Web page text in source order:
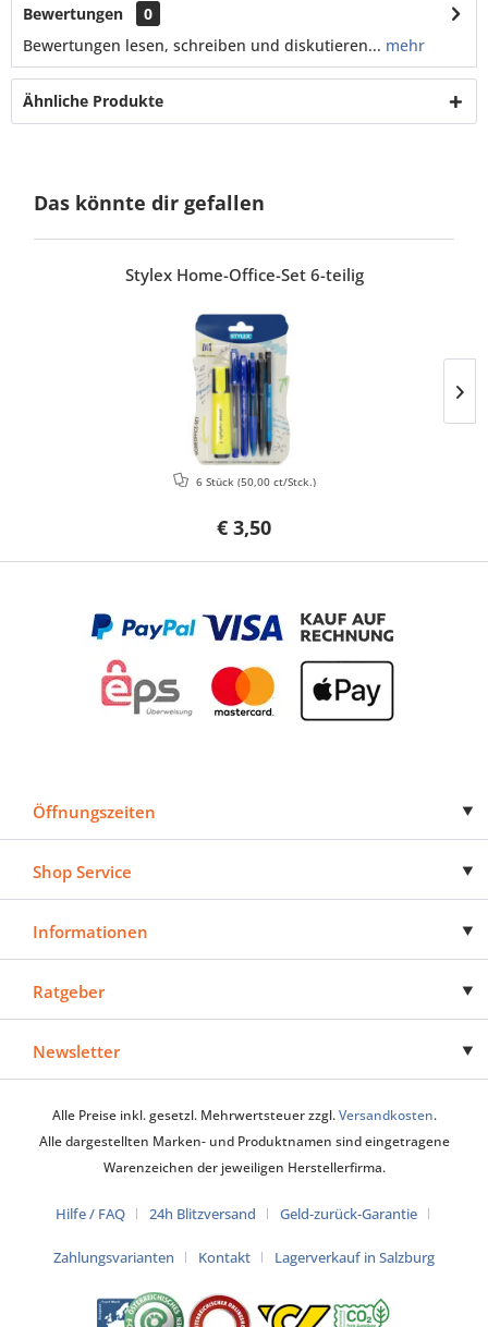
Bewertungen
0
Bewertungen lesen, schreiben und diskutieren... mehr
Ähnliche Produkte
Das könnte dir gefallen
Stylex Home-Office-Set 6-teilig
€ 3,50
6 Stück (50,00 ct/Stck.)
Öffnungszeiten
Shop Service
Informationen
Ratgeber
Newsletter
Alle Preise inkl. gesetzl. Mehrwertsteuer zzgl.Versandkosten.
Alle dargestellten Marken- und Produktnamen sind eingetragene
Warenzeichen der jeweiligen Herstellerfirma.
Hilfe / FAQ 24h Blitzversand Geld-zurück-Garantie
Zahlungsvarianten Kontakt Lagerverkauf in Salzburg